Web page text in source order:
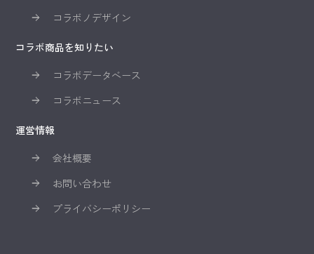
コラボノデザイン
コラボ商品を知りたい
コラボデータベース
コラボニュース
運営情報
会社概要
お問い合わせ
プライバシーポリシー